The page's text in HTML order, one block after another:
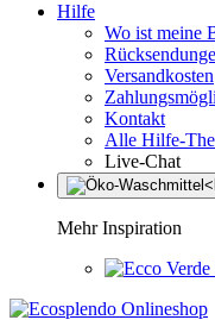
Hilfe
Wo ist meine
Versandkosten
Kontakt
Alle Hilfe-
Live-Chat
Mehr Inspiration